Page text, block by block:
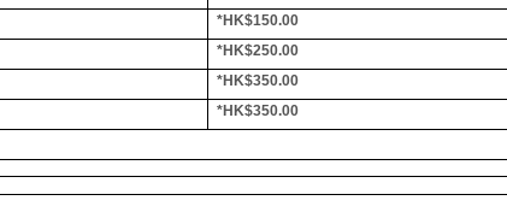
*HK$150.00
*HK$250.00
*HK$350.00
*HK$350.00